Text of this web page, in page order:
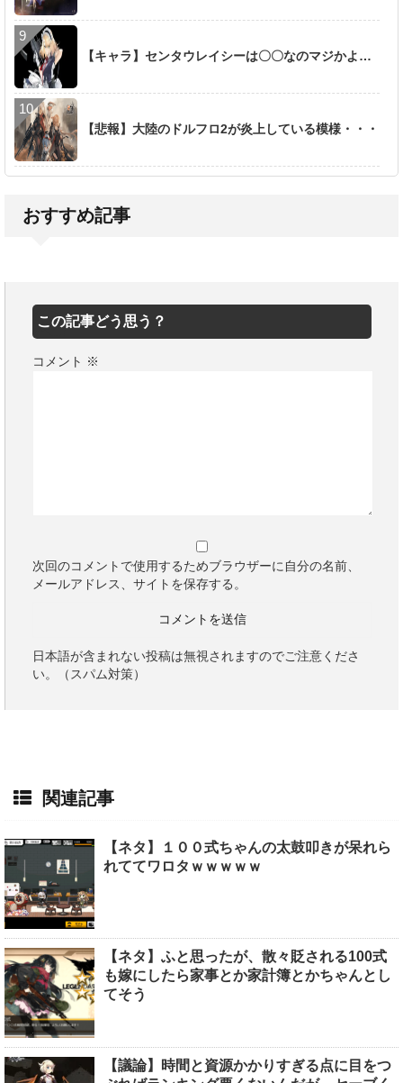
【キャラ】センタウレイシーは〇〇なのマジかよ…
【悲報】大陸のドルフロ2が炎上している模様・・・
おすすめ記事
この記事どう思う？
コメント ※
次回のコメントで使用するためブラウザーに自分の名前、
メールアドレス、サイトを保存する。
日本語が含まれない投稿は無視されますのでご注意くださ
い。（スパム対策）
関連記事
【ネタ】１００式ちゃんの太鼓叩きが呆れら
れててワロタｗｗｗｗｗ
【ネタ】ふと思ったが、散々貶される100式
も嫁にしたら家事とか家計簿とかちゃんとし
てそう
【議論】時間と資源かかりすぎる点に目をつ